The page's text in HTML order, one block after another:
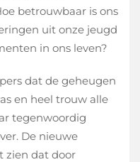
betrouwbaar is ons
uit onze jeugd
in ons leven?
dat de geheugen
en heel trouw alle
tegenwoordig
De nieuwe
zien dat door